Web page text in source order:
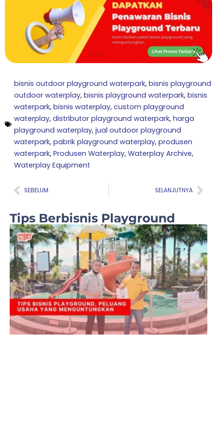
bisnis outdoor playground waterpark, bisnis playground
outdoor waterplay, bisnis playground waterpark, bisnis
waterpark, bisnis waterplay, custom playground
waterplay, distributor playground waterpark, harga
playground waterplay, jual outdoor playground
waterpark, pabrik playground waterplay, produsen
waterpark, Produsen Waterplay, Waterplay Archive,
Waterplay Equipment
Prev
SEBELUM SELANJUTNYA
Tips Berbisnis Playground